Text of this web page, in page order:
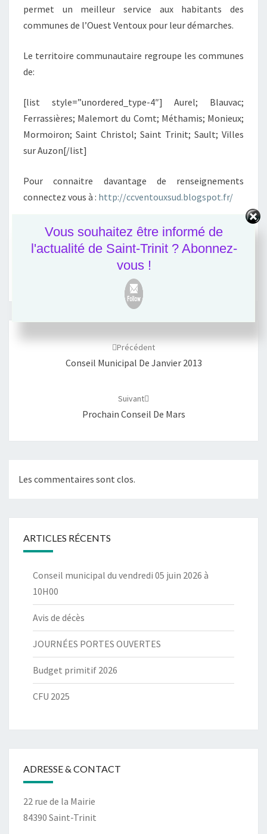
permet un meilleur service aux habitants des
communes de l’Ouest Ventoux pour leur démarches.
Le territoire communautaire regroupe les communes
de:
[list style=”unordered_type-4″] Aurel; Blauvac;
Ferrassières; Malemort du Comt; Méthamis; Monieux;
Mormoiron; Saint Christol; Saint Trinit; Sault; Villes
sur Auzon[/list]
Pour connaitre davantage de renseignements
connectez vous à : http://ccventouxsud.blogspot.fr/
Navigation
d'article
Précédent
Conseil Municipal De Janvier 2013
Suivant
Prochain Conseil De Mars
Les commentaires sont clos.
ARTICLES RÉCENTS
Conseil municipal du vendredi 05 juin 2026 à
10H00
Avis de décès
JOURNÉES PORTES OUVERTES
Budget primitif 2026
CFU 2025
ADRESSE & CONTACT
22 rue de la Mairie
84390 Saint-Trinit
Vous souhaitez être informé de
l'actualité de Saint-Trinit ? Abonnez-
vous !